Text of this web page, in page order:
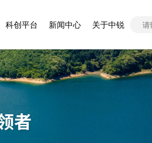
科创平台 新闻中心 关于中锐